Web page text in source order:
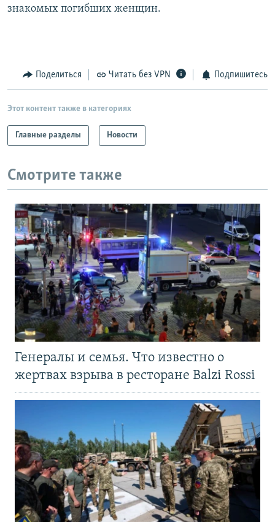
Все сайты РСЕ/РС
знакомых погибших женщин.
Поделиться Читать без VPN Подпишитесь
Этот контент также в категориях
Главные разделы Новости
Смотрите также
Генералы и семья. Что известно о
жертвах взрыва в ресторане Balzi Rossi